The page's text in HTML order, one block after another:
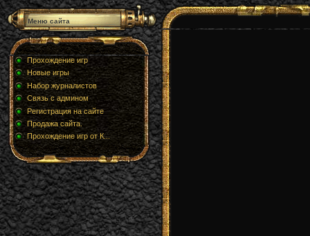
Меню сайта
Прохождение игр
Новые игры
Набор журналистов
Связь с админом
Регистрация на сайте
Продажа сайта.
Прохождение игр от К...